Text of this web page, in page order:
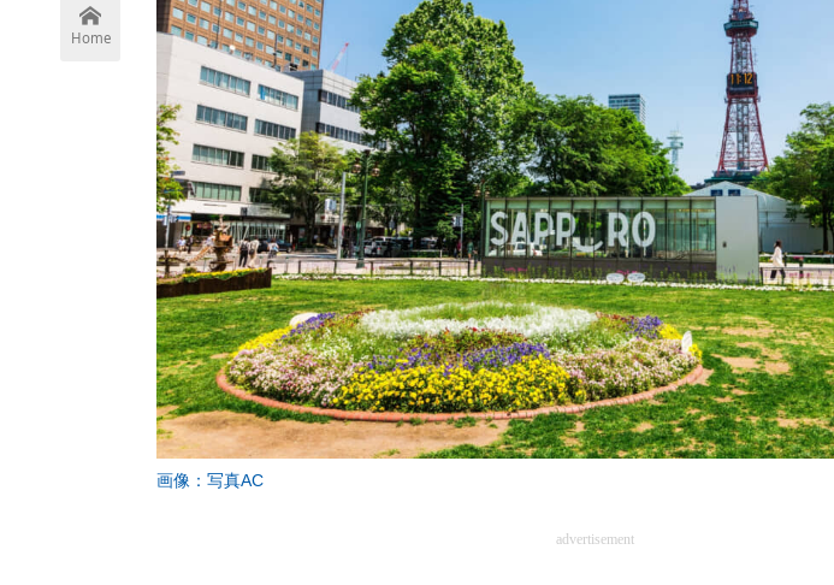
Home
画像：写真AC
advertisement